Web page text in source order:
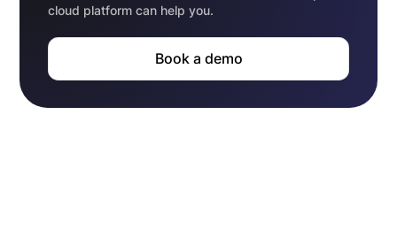
cloud platform can help you.
Book a demo